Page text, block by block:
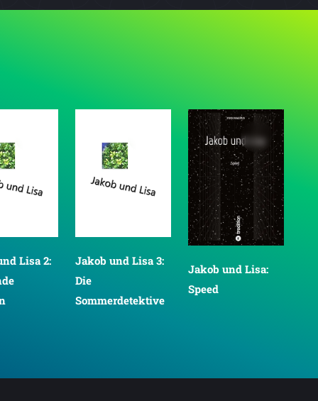
Lisa 2:
Jakob und Lisa 3:
Die
Sommerdetektive
Jakob und Lisa:
Speed